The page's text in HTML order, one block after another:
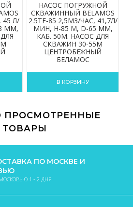
45 Л/
ММ,
НАСОС ПОГРУЖНОЙ
СКВАЖИННЫЙ BELAMOS
2.5TF-85 2,5М3/ЧАС, 41,7Л/
МИН, Н-85 М, D-65 ММ,
КАБ. 50М. НАСОС ДЛЯ
СКВАЖИН 30-55М
ЦЕНТРОБЕЖНЫЙ
БЕЛАМОС
В КОРЗИНУ
ПРОСМОТРЕННЫЕ
ТОВАРЫ
ПО МОСКВЕ И
1 - 2 ДНЯ